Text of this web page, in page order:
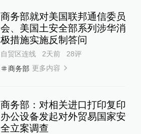
商务部就对美国联邦通信委员
会、美国土安全部系列涉华消
极措施实施反制答问
自贸区连线 2天前 28评
商务部 更多内容
商务部：对相关进口打印复印
办公设备发起对外贸易国家安
全立案调查